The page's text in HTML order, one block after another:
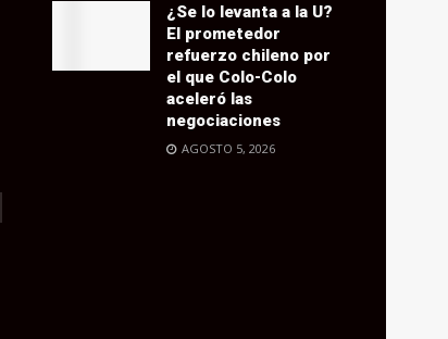
¿Se lo levanta a la U?
El prometedor
refuerzo chileno por
el que Colo-Colo
aceleró las
negociaciones
AGOSTO 5, 2026